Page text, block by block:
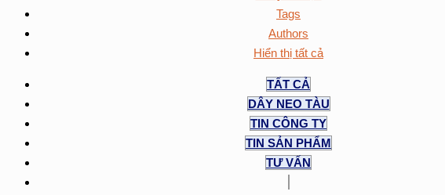
Tags
Authors
Hiển thị tất cả
TẤT CẢ
DÂY NEO TÀU
TIN CÔNG TY
TIN SẢN PHẨM
TƯ VẤN